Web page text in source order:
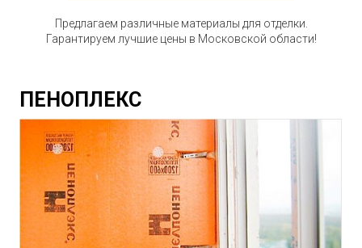
Предлагаем различные материалы для отделки.
Гарантируем лучшие цены в Московской области!
ПЕНОПЛЕКС